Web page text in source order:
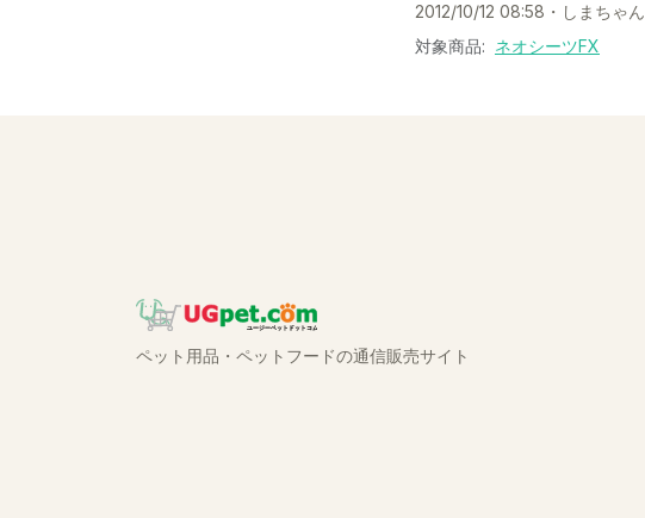
2012/10/12 08:58 ・ しまちゃん
対象商品: ネオシーツFX
ペット用品・ペットフードの通信販売サイト